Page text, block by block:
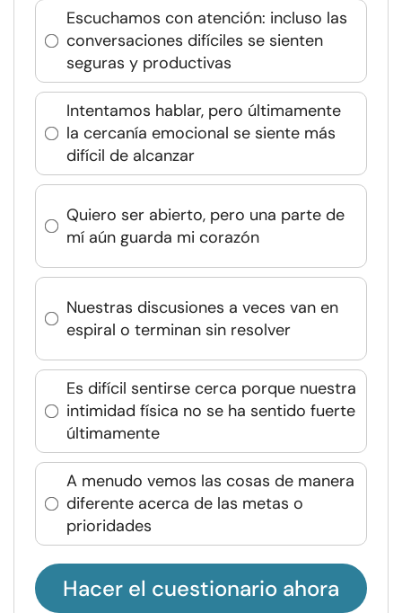
Escuchamos con atención: incluso las
conversaciones difíciles se sienten
seguras y productivas
Intentamos hablar, pero últimamente
la cercanía emocional se siente más
difícil de alcanzar
Quiero ser abierto, pero una parte de
mí aún guarda mi corazón
Nuestras discusiones a veces van en
espiral o terminan sin resolver
Es difícil sentirse cerca porque nuestra
intimidad física no se ha sentido fuerte
últimamente
A menudo vemos las cosas de manera
diferente acerca de las metas o
prioridades
Hacer el cuestionario ahora